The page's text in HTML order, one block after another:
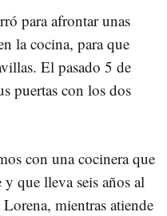
para afrontar unas
la cocina, para que
El pasado 5 de
puertas con los dos
con una cocinera que
que lleva seis años al
mientras atiende